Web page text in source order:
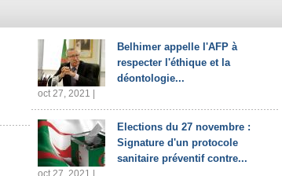
Belhimer appelle l'AFP à
respecter l'éthique et la
déontologie...
oct 27, 2021 |
Elections du 27 novembre :
Signature d'un protocole
sanitaire préventif contre...
oct 27, 2021 |